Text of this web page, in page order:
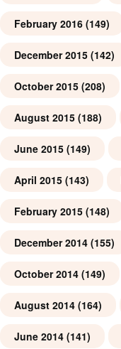
February 2016 (149)
December 2015 (142)
October 2015 (208)
August 2015 (188)
June 2015 (149)
April 2015 (143)
February 2015 (148)
December 2014 (155)
October 2014 (149)
August 2014 (164)
June 2014 (141)